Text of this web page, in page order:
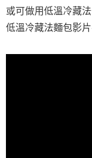
或可做用低溫冷藏
低溫冷藏法麵包影片